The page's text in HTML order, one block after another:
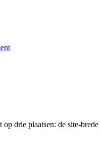
drie plaatsen: de site-brede